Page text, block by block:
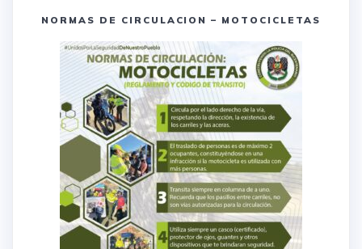
NORMAS DE CIRCULACION – MOTOCICLETAS